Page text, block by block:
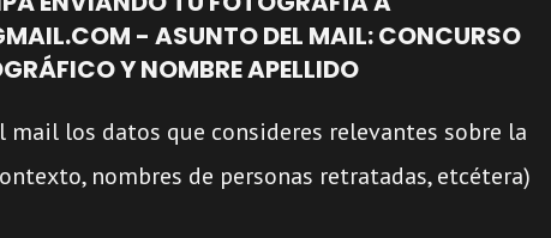
- ASUNTO DEL MAIL: CONCURSO
Y NOMBRE APELLIDO
mail los datos que consideres relevantes sobre la
nombres de personas retratadas, etcétera)